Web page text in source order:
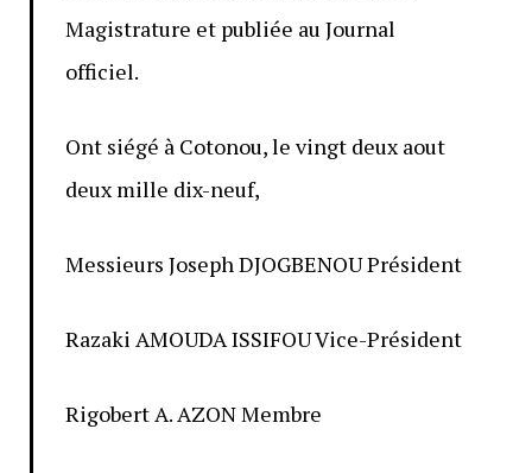
Magistrature et publiée au Journal
officiel.
Ont siégé à Cotonou, le vingt deux aout
deux mille dix-neuf,
Messieurs Joseph DJOGBENOU Président
Razaki AMOUDA ISSIFOU Vice-Président
Rigobert A. AZON Membre